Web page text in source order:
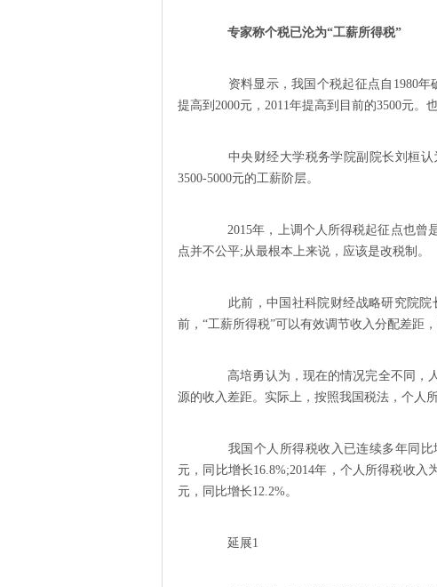
专家称个税已沦为“工薪所得税”
资料显示，我国个税起征点自1980年确
提高到2000元，2011年提高到目前的3500元。
中央财经大学税务学院副院长刘桓认
3500-5000元的工薪阶层。
2015年，上调个人所得税起征点也曾
点并不公平;从最根本上来说，应该是改税制。
此前，中国社科院财经战略研究院院
前，“工薪所得税”可以有效调节收入分配差距
高培勇认为，现在的情况完全不同，人
源的收入差距。实际上，按照我国税法，个人
我国个人所得税收入已连续多年同比
元，同比增长16.8%;2014年，个人所得税收入
元，同比增长12.2%。
延展1